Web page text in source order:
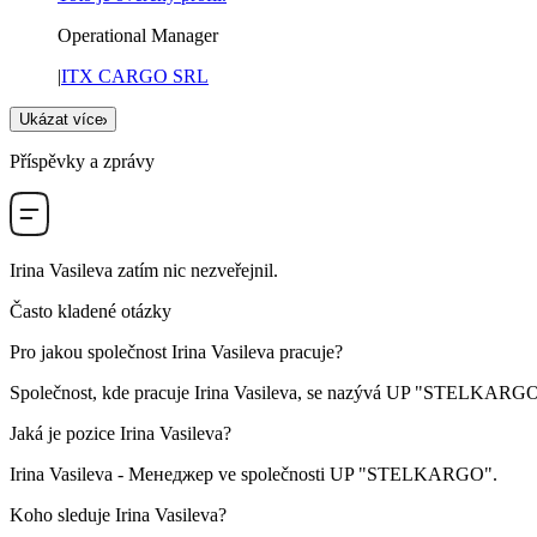
Operational Manager
|ITX CARGO SRL
Ukázat více
Příspěvky a zprávy
Irina Vasileva zatím nic nezveřejnil.
Často kladené otázky
Pro jakou společnost Irina Vasileva pracuje?
Společnost, kde pracuje Irina Vasileva, se nazývá UP
Jaká je pozice Irina Vasileva?
Irina Vasileva - Менеджер ve společnosti UP "STELKARGO".
Koho sleduje Irina Vasileva?